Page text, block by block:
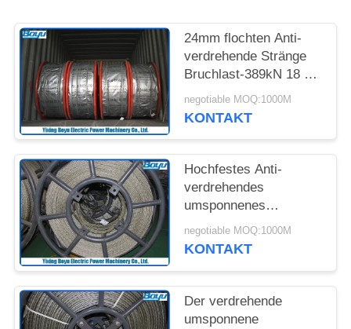
PRIVACY
POLICY
24mm flochten Anti-
verdrehende Stränge
Bruchlast-389kN 18 die
Stahldrahtseil-Linie, die
Technik aufreiht
negotiable MOQ:1000M
KONTAKT
Hochfestes Anti-
verdrehendes
umsponnenes
Stahldrahtseil/galvanisierte
aufreihendes Stahlseil
negotiable MOQ:1000M
KONTAKT
Der verdrehende
umsponnene